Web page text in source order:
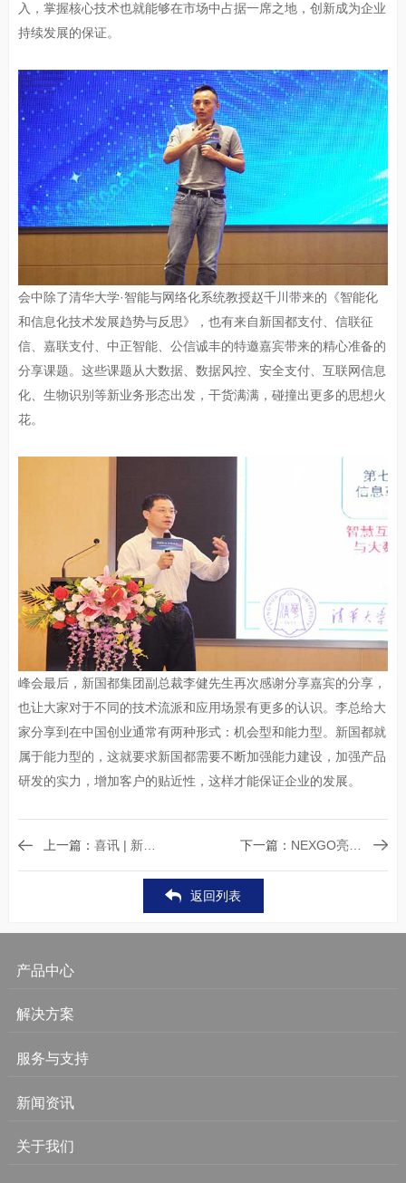
入，掌握核心技术也就能够在市场中占据一席之地，创新成为企业
持续发展的保证。
会中除了清华大学·智能与网络化系统教授赵千川带来的《智能化
和信息化技术发展趋势与反思》，也有来自新国都支付、信联征
信、嘉联支付、中正智能、公信诚丰的特邀嘉宾带来的精心准备的
分享课题。这些课题从大数据、数据风控、安全支付、互联网信息
化、生物识别等新业务形态出发，干货满满，碰撞出更多的思想火
花。
峰会最后，新国都集团副总裁李健先生再次感谢分享嘉宾的分享，
也让大家对于不同的技术流派和应用场景有更多的认识。李总给大
家分享到在中国创业通常有两种形式：机会型和能力型。新国都就
属于能力型的，这就要求新国都需要不断加强能力建设，加强产品
研发的实力，增加客户的贴近性，这样才能保证企业的发展。
上一篇：喜讯 | 新国都入围2018年深圳300强企业 下一篇： NEXGO亮相Seamless Middle East 2019迪拜展
返回列表
产品中心
解决方案
服务与支持
新闻资讯
关于我们